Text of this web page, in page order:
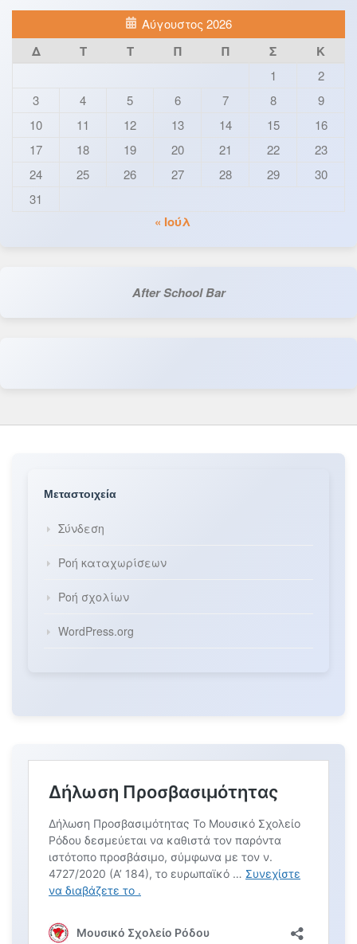
Αύγουστος 2026
Δ Τ Τ Π Π Σ Κ
1
2
3
4 5 6 7 8
9
10
11 12 13 14 15
16
17
18 19 20 21 22
23
24
25 26 27 28 29
30
31
« Ιούλ
After School Bar
Μεταστοιχεία
Σύνδεση
Ροή καταχωρίσεων
Ροή σχολίων
WordPress.org